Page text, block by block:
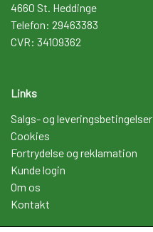
4660 St. Heddinge
Telefon: 29463383
CVR: 34109362
Links
Salgs- og leveringsbetingelser
Cookies
Fortrydelse og reklamation
Kunde login
Om os
Kontakt